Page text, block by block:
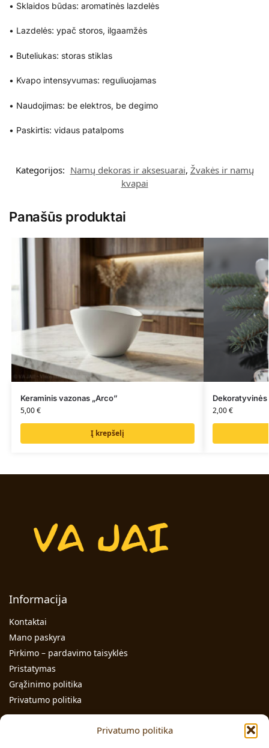
Privatumo politika
• Sklaidos būdas: aromatinės lazdelės
• Lazdelės: ypač storos, ilgaamžės
• Buteliukas: storas stiklas
• Kvapo intensyvumas: reguliuojamas
• Naudojimas: be elektros, be degimo
• Paskirtis: vidaus patalpoms
Kategorijos: Namų dekoras ir aksesuarai, Žvakės ir namų
kvapai
Panašūs produktai
Keraminis vazonas „Arco”
5,00€
Į krepšelį
Dekoratyvinės
2,00€
Informacija
Kontaktai
Mano paskyra
Pirkimo – pardavimo taisyklės
Pristatymas
Grąžinimo politika
Privatumo politika